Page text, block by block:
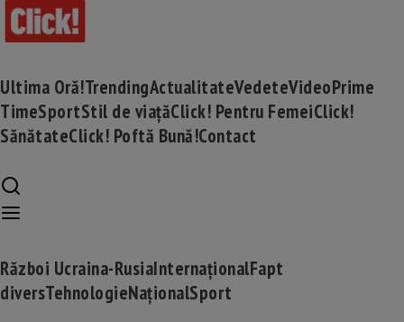
Ultima Oră!TrendingActualitateVedeteVideoPrime
TimeSportStil de viațăClick! Pentru FemeiClick!
SănătateClick! Poftă Bună!Contact
Război Ucraina-RusiaInternaționalFapt
diversTehnologieNaționalSport